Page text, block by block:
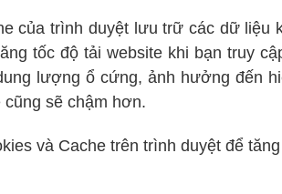
của trình duyệt lưu trữ các dữ
tốc độ tải website khi bạn truy
lượng ổ cứng, ảnh hưởng đến
sẽ chậm hơn.
và Cache trên trình duyệt để